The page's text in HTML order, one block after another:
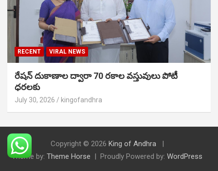
RECENT VIRAL NEWS
రేషన్ దుకాణాల ద్వారా 70 రకాల వస్తువులు పోటీ
ధరలకు
July 30, 2026 kingofandhra
Copyright © 2026 King of Andhra
Theme by: Theme Horse Proudly Powered by: WordPress